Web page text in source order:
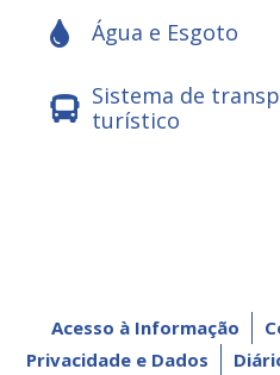
Água e Esgoto
Sistema de
turístico
Acesso à Informação
Privacidade e Dados